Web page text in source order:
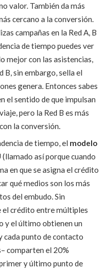
valor. También da más
cercano a la conversión.
campañas en la Red A, B
de tiempo puedes ver
mejor con las asistencias,
B, sin embargo, sella el
genera. Entonces sabes
el sentido de que impulsan
pero la Red B es más
la conversión.
de tiempo, el modelo
(llamado así porque cuando
en que se asigna el crédito
qué medios son los más
del embudo. Sin
el crédito entre múltiples
y el último obtienen un
cada punto de contacto
comparten el 20%
y último punto de